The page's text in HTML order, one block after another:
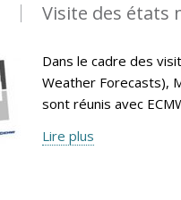
Visite des états
Dans le cadre des
Weather Forecasts),
sont réunis avec
Lire plus